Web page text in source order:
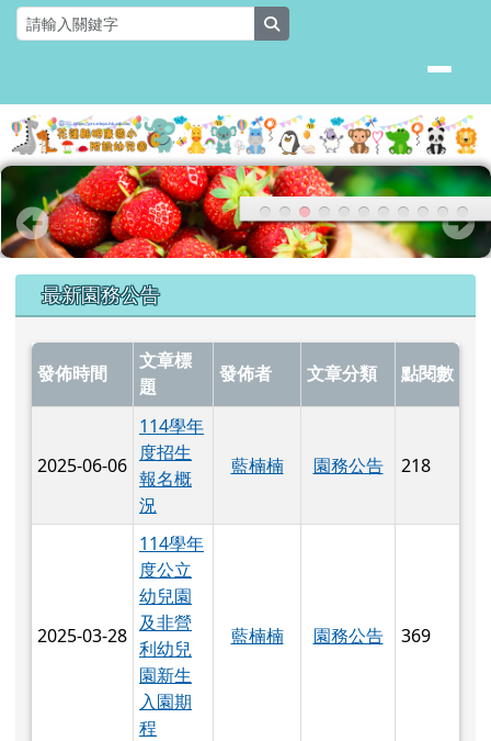
跳至主內容區
花蓮縣明廉國小附設幼兒園
上中區域內容
最新園務公告
發佈時間
文章標
題
發佈者 文章分類 點閱數
2025-06-06
114學年
度招生
報名概
況
藍楠楠 園務公告 218
2025-03-28
114學年
度公立
幼兒園
及非營
利幼兒
園新生
入園期
程
藍楠楠 園務公告 369
頁尾區域